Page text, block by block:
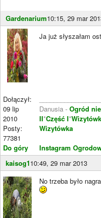
Gardenarium10:15, 29 mar
Dołączył:
09 lip
2010
Posty:
77381
Do góry
Ja już słyszałam
Danusia - Ogród
II*Część I*
Wizytówka
Instagram
kaisog110:49, 29 mar 2013
No trzeba było